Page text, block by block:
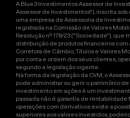
A Blue3 Investimentos Assessor de
Assessor de Investimentos"), inscrita sob
uma empresa de Assessoria de
registrada na Comissão de Valores
Resolução nº 178/23 ("Sociedade"), que
distribuição de produtos financeiros com
Corretora de Câmbio, Títulos e Valores
por conta e ordem dos seus clientes,
segundo a legislação vigente.
Na forma da legislação da CVM, o
pode administrar ou gerir o patrimônio
investimento em ações é um
passada não é garantia de rentabilidade
operações com derivativos existe a
superiores aos valores investidos,